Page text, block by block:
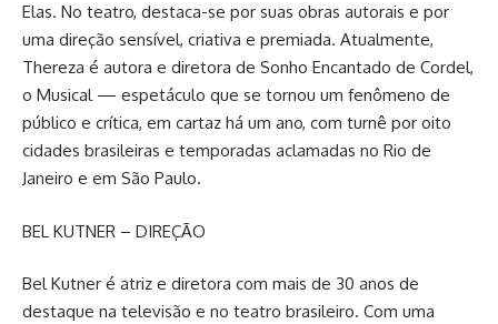
Elas. No teatro, destaca-se por suas obras autorais e por
uma direção sensível, criativa e premiada. Atualmente,
Thereza é autora e diretora de Sonho Encantado de Cordel,
o Musical — espetáculo que se tornou um fenômeno de
público e crítica, em cartaz há um ano, com turnê por oito
cidades brasileiras e temporadas aclamadas no Rio de
Janeiro e em São Paulo.
BEL KUTNER – DIREÇÃO
Bel Kutner é atriz e diretora com mais de 30 anos de
destaque na televisão e no teatro brasileiro. Com uma